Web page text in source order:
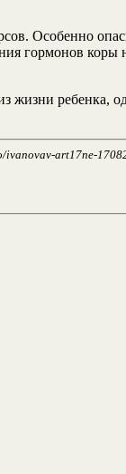
Особенно
гормонов коры
ребенка,
art17ne-